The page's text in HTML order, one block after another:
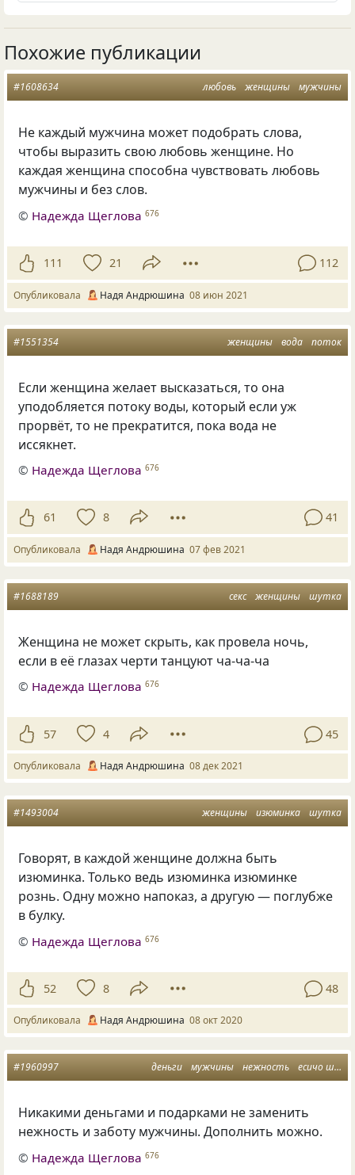
Похожие публикации
любовь женщины мужчины
#1608634
Не каждый мужчина может подобрать слова,
чтобы выразить свою любовь женщине. Но
каждая женщина способна чувствовать любовь
мужчины и без слов.
© Надежда Щеглова 676
111 21 112
Опубликовала Надя Андрюшина 08 июн 2021
женщины вода поток
#1551354
Если женщина желает высказаться, то она
уподобляется потоку воды, который если уж
прорвёт, то не прекратится, пока вода не
иссякнет.
© Надежда Щеглова 676
61 8 41
Опубликовала Надя Андрюшина 07 фев 2021
секс женщины шутка
#1688189
Женщина не может скрыть, как провела ночь,
если в её глазах черти танцуют ча-ча-ча
© Надежда Щеглова 676
57 4 45
Опубликовала Надя Андрюшина 08 дек 2021
женщины изюминка шутка
#1493004
Говорят, в каждой женщине должна быть
изюминка. Только ведь изюминка изюминке
рознь. Одну можно напоказ, а другую — поглубже
в булку.
© Надежда Щеглова 676
52 8 48
Опубликовала Надя Андрюшина 08 окт 2020
деньги мужчины нежность есичо шютко
#1960997
Никакими деньгами и подарками не заменить
нежность и заботу мужчины. Дополнить можно.
© Надежда Щеглова 676